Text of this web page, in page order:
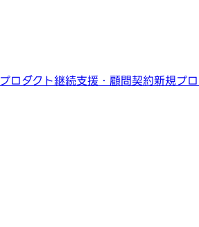
プロダクト継続支援・顧問契約新規プ